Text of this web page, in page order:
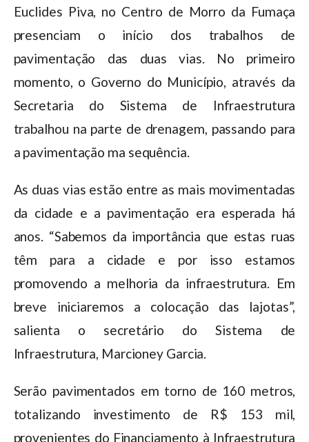
Euclides Piva, no Centro de Morro da Fumaça
presenciam o início dos trabalhos de
pavimentação das duas vias. No primeiro
momento, o Governo do Município, através da
Secretaria do Sistema de Infraestrutura
trabalhou na parte de drenagem, passando para
a pavimentação ma sequência.
As duas vias estão entre as mais movimentadas
da cidade e a pavimentação era esperada há
anos. “Sabemos da importância que estas ruas
têm para a cidade e por isso estamos
promovendo a melhoria da infraestrutura. Em
breve iniciaremos a colocação das lajotas”,
salienta o secretário do Sistema de
Infraestrutura, Marcioney Garcia.
Serão pavimentados em torno de 160 metros,
totalizando investimento de R$ 153 mil,
provenientes do Financiamento à Infraestrutura